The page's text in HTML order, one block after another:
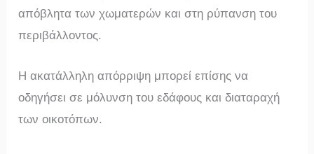
απόβλητα των χωματερών και στη ρύπανση του
περιβάλλοντος.
Η ακατάλληλη απόρριψη μπορεί επίσης να
οδηγήσει σε μόλυνση του εδάφους και διαταραχή
των οικοτόπων.